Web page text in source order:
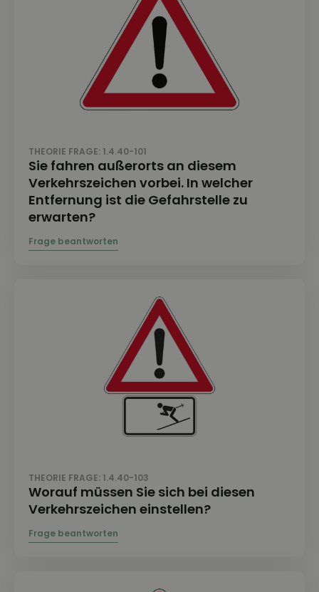
THEORIE FRAGE: 1.4.40-101
Sie fahren außerorts an diesem
Verkehrszeichen vorbei. In welcher
Entfernung ist die Gefahrstelle zu
erwarten?
THEORIE FRAGE: 1.4.40-103
Worauf müssen Sie sich bei diesen
Verkehrszeichen einstellen?